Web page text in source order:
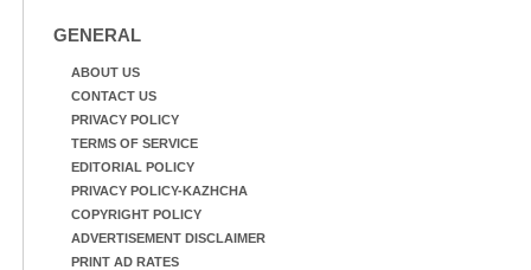
GENERAL
ABOUT US
CONTACT US
PRIVACY POLICY
TERMS OF SERVICE
EDITORIAL POLICY
PRIVACY POLICY-KAZHCHA
COPYRIGHT POLICY
ADVERTISEMENT DISCLAIMER
PRINT AD RATES